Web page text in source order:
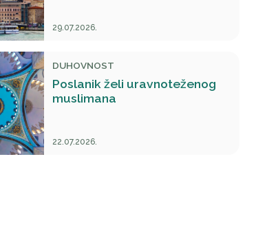
29.07.2026.
DUHOVNOST
Poslanik želi uravnoteženog
muslimana
22.07.2026.